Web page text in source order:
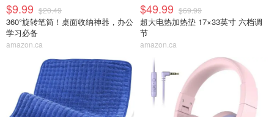
$9.99 $20.49
360°旋转笔筒！桌面收纳神器，办公
学习必备
amazon.ca
$49.99 $69.99
超大电热加热垫 17×33英寸 六档调
节
amazon.ca